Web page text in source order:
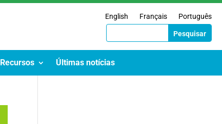
English Français Português
Recursos Últimas notícias